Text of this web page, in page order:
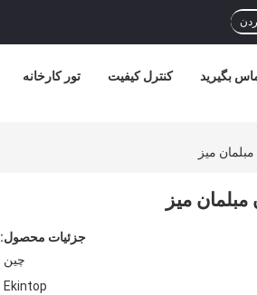
تور کارخانه کنترل کیفیت بگیرید
میز
میز
جزئیات محصول:
چین
Ekintop